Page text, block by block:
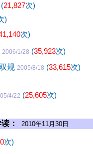
(21,827次)
)
次)
2006/1/28 (35,923次)
规 2005/8/18 (33,615次)
4/22 (25,605次)
： 2010年11月30日
次)